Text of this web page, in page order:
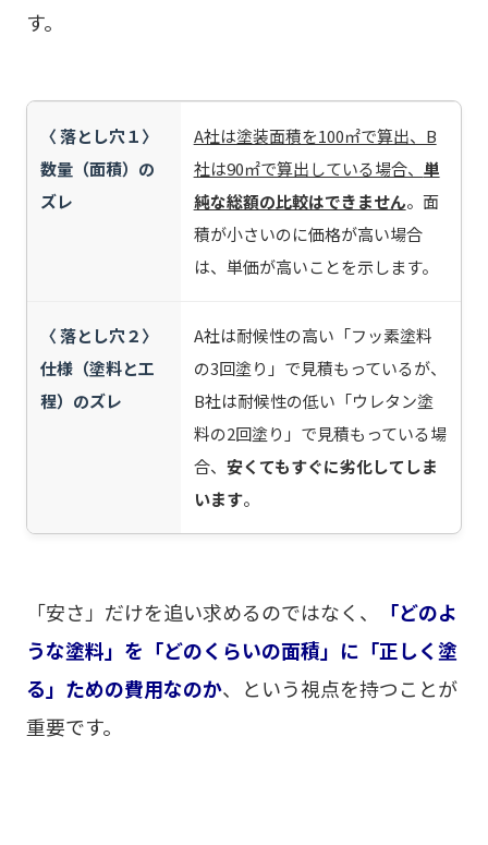
す。
〈 落とし穴１〉
数量（面積）の
ズレ
A社は塗装面積を100㎡で算出、B
社は90㎡で算出している場合、 単
純な総額の比較はできません。面
積が小さいのに価格が高い場合
は、単価が高いことを示します。
〈 落とし穴２〉
仕様（塗料と工
程）のズレ
A社は耐候性の高い「フッ素塗料
の3回塗り」で見積もっているが、
B社は耐候性の低い「ウレタン塗
料の2回塗り」で見積もっている場
合、 安くてもすぐに劣化してしま
います。
「安さ」だけを追い求めるのではなく、
「どのよ
うな塗料」を「どのくらいの面積」に「正しく塗
る」ための費用なのか、という視点を持つことが
重要です。